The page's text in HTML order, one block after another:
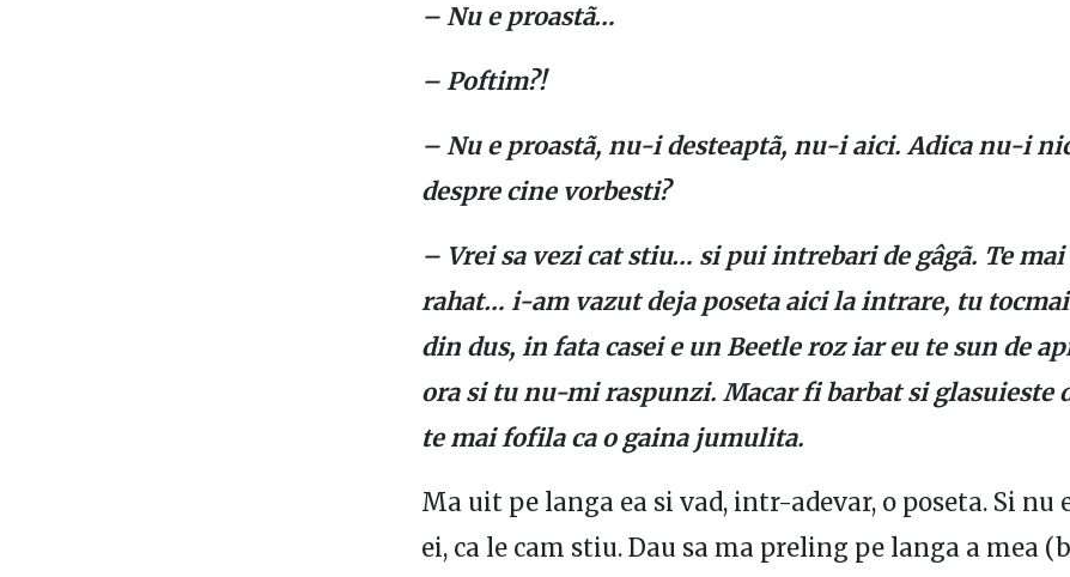
– Nu e proastã…
– Poftim?!
– Nu e proastã, nu-i desteaptã, nu-i aici. Adica nu-i
despre cine vorbesti?
– Vrei sa vezi cat stiu… si pui intrebari de gâgã. Te mai
rahat… i-am vazut deja poseta aici la intrare, tu
din dus, in fata casei e un Beetle roz iar eu te sun de
ora si tu nu-mi raspunzi. Macar fi barbat si glasuieste
te mai fofila ca o gaina jumulita.
Ma uit pe langa ea si vad, intr-adevar, o poseta. Si nu
ei, ca le cam stiu. Dau sa ma preling pe langa a mea